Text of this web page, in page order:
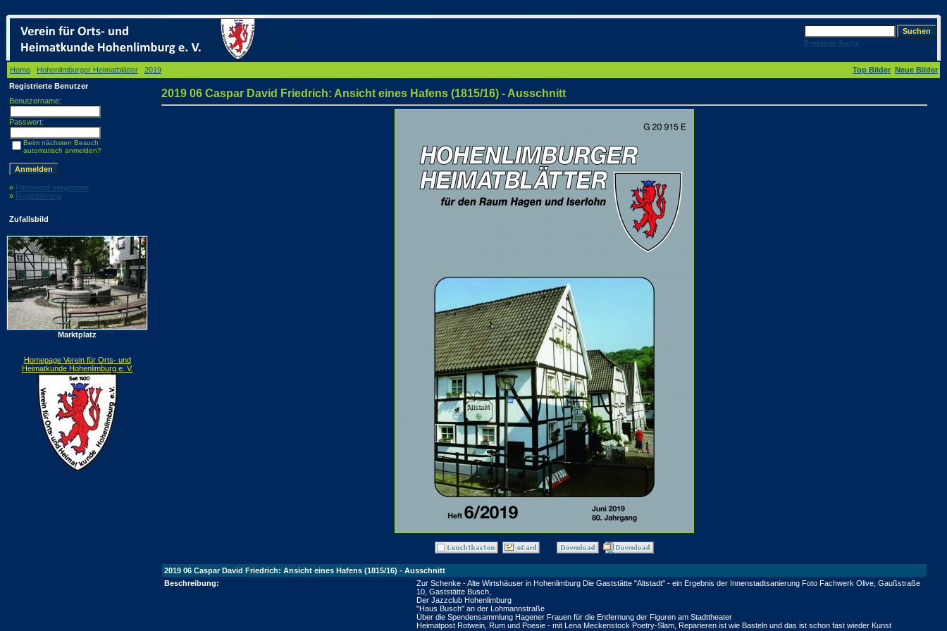
Erweiterte Suche
Home Hohenlimburger Heimatblätter 2019 Top Bilder Neue Bilder
Registrierte Benutzer
Benutzername:
Passwort:
Beim nächsten Besuch
automatisch anmelden?
» Password vergessen
» Registrierung
Zufallsbild
Marktplatz
Homepage Verein für Orts- und
Heimatkunde Hohenlimburg e. V.
2019 06 Caspar David Friedrich: Ansicht eines Hafens (1815/16) - Ausschnitt
2019 06 Caspar David Friedrich: Ansicht eines Hafens (1815/16) - Ausschnitt
Beschreibung:
Zur Schenke - Alte Wirtshäuser in Hohenlimburg Die Gaststätte "Altstadt" - ein Ergebnis der Innenstadtsanierung Foto Fachwerk Olive, Gaußstraße
10, Gaststätte Busch,
Der Jazzclub Hohenlimburg
"Haus Busch" an der Lohmannstraße
Über die Spendensammlung Hagener Frauen für die Entfernung der Figuren am Stadttheater
Heimatpost Rotwein, Rum und Poesie - mit Lena Meckenstock Poetry-Slam, Reparieren ist wie Basteln und das ist schon fast wieder Kunst